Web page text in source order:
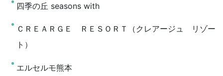
四季の丘 seasons with
ＣＲＥＡＲＧＥ ＲＥＳＯＲＴ（クレアージュ リゾー
ト）
エルセルモ熊本